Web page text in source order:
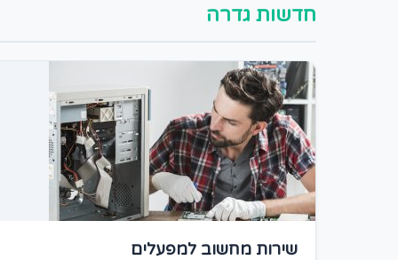
חדשות גדרה
שירות מחשוב למפעלים